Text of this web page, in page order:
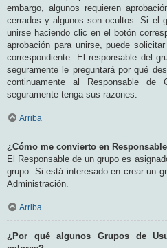
embargo, algunos requieren
cerrados y algunos son ocultos. Si el
unirse haciendo clic en el botón
aprobación para unirse, puede
correspondiente. El responsable del
seguramente le preguntará por qué
continuamente al Responsable
seguramente tenga sus razones.
Arriba
¿Cómo me convierto en
El Responsable de un grupo es
grupo. Si está interesado en crear un
Administración.
Arriba
¿Por qué algunos Grupos de